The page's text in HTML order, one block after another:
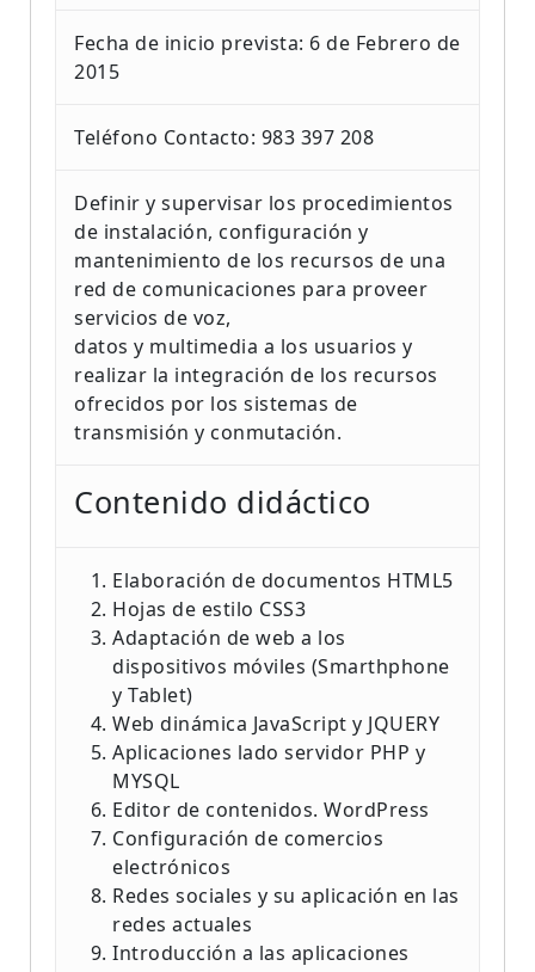
Fecha de inicio prevista: 6 de Febrero de
2015
Teléfono Contacto: 983 397 208
Definir y supervisar los procedimientos
de instalación, configuración y
mantenimiento de los recursos de una
red de comunicaciones para proveer
servicios de voz,
datos y multimedia a los usuarios y
realizar la integración de los recursos
ofrecidos por los sistemas de
transmisión y conmutación.
Contenido didáctico
Elaboración de documentos HTML5
Hojas de estilo CSS3
Adaptación de web a los
dispositivos móviles (Smarthphone
y Tablet)
Web dinámica JavaScript y JQUERY
Aplicaciones lado servidor PHP y
MYSQL
Editor de contenidos. WordPress
Configuración de comercios
electrónicos
Redes sociales y su aplicación en las
redes actuales
Introducción a las aplicaciones